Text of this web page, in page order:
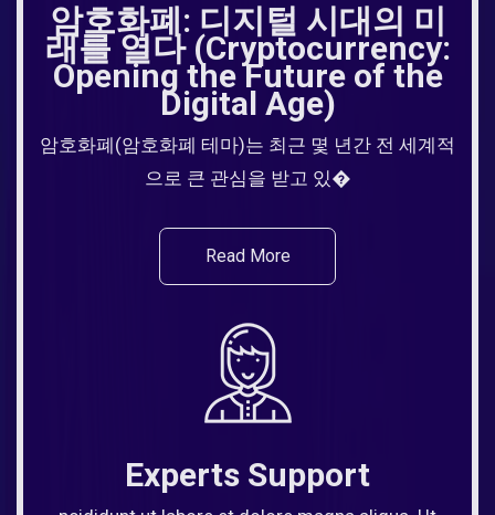
암호화폐: 디지털 시대의 미
래를 열다 (Cryptocurrency:
Opening the Future of the
Digital Age)
암호화폐(암호화폐 테마)는 최근 몇 년간 전 세계적
으로 큰 관심을 받고 있�
Read More
Experts Support